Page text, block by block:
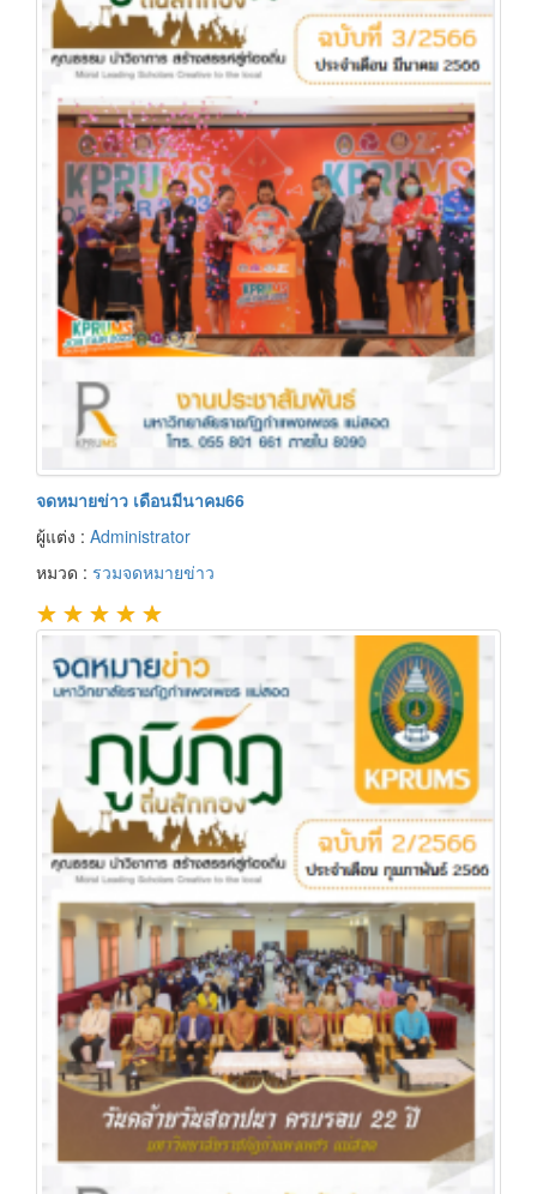
จดหมายข่าว เดือนมีนาคม66
ผู้แต่ง : Administrator
หมวด : รวมจดหมายข่าว
★ ★ ★ ★ ★